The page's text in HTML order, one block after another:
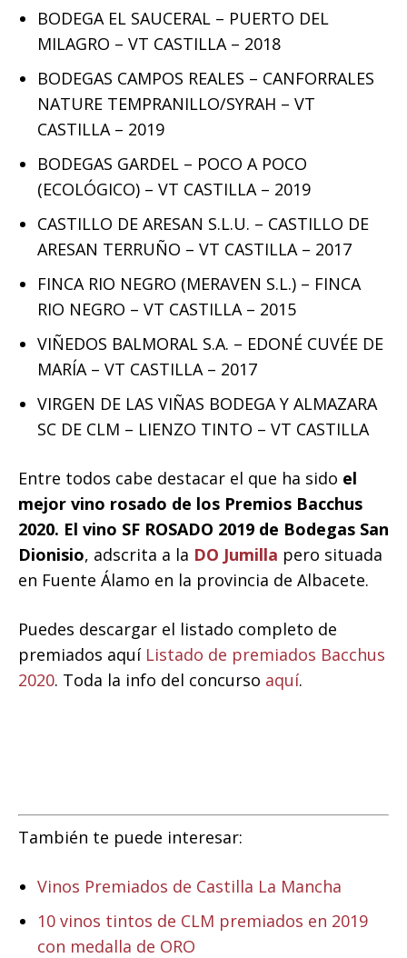
BODEGA EL SAUCERAL – PUERTO DEL
MILAGRO – VT CASTILLA – 2018
BODEGAS CAMPOS REALES – CANFORRALES
NATURE TEMPRANILLO/SYRAH – VT
CASTILLA – 2019
BODEGAS GARDEL – POCO A POCO
(ECOLÓGICO) – VT CASTILLA – 2019
CASTILLO DE ARESAN S.L.U. – CASTILLO DE
ARESAN TERRUÑO – VT CASTILLA – 2017
FINCA RIO NEGRO (MERAVEN S.L.) – FINCA
RIO NEGRO – VT CASTILLA – 2015
VIÑEDOS BALMORAL S.A. – EDONÉ CUVÉE DE
MARÍA – VT CASTILLA – 2017
VIRGEN DE LAS VIÑAS BODEGA Y ALMAZARA
SC DE CLM – LIENZO TINTO – VT CASTILLA
Entre todos cabe destacar el que ha sido el
mejor vino rosado de los Premios Bacchus
2020. El vino SF ROSADO 2019 de Bodegas San
Dionisio, adscrita a la DO Jumilla pero situada
en Fuente Álamo en la provincia de Albacete.
Puedes descargar el listado completo de
premiados aquí Listado de premiados Bacchus
2020. Toda la info del concurso aquí.
También te puede interesar:
Vinos Premiados de Castilla La Mancha
10 vinos tintos de CLM premiados en 2019
con medalla de ORO